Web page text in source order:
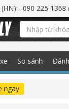
- 090 225 1368
So sánh
ngay